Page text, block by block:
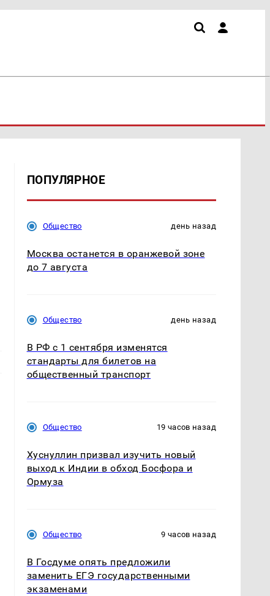
ПОПУЛЯРНОЕ
Общество день назад
Москва останется в оранжевой зоне
до 7 августа
Общество день назад
В РФ с 1 сентября изменятся
стандарты для билетов на
общественный транспорт
Общество 19 часов назад
Хуснуллин призвал изучить новый
выход к Индии в обход Босфора и
Ормуза
Общество 9 часов назад
В Госдуме опять предложили
заменить ЕГЭ государственными
экзаменами